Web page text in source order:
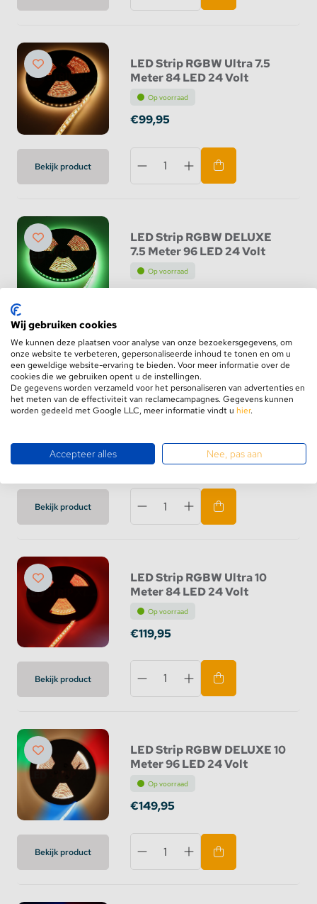
Bekijk product
LED Strip RGBW Ultra 7.5
Meter 84 LED 24 Volt
Op voorraad
€99,95
LED Strip RGBW DELUXE
7.5 Meter 96 LED 24 Volt
Op voorraad
€109,95
Bekijk product
LEDStrip RGBW 10 Meter
Bekijk product
LED Strip RGBW Ultra 10
Meter 84 LED 24 Volt
Op voorraad
€119,95
Bekijk product
LED Strip RGBW DELUXE 10
Meter 96 LED 24 Volt
Op voorraad
€149,95
Wij gebruiken cookies
We kunnen deze plaatsen voor analyse van onze bezoekersgegevens, om
onze website te verbeteren, gepersonaliseerde inhoud te tonen en om u
een geweldige website-ervaring te bieden. Voor meer informatie over de
cookies die we gebruiken opent u de instellingen.
De gegevens worden verzameld voor het personaliseren van advertenties en
het meten van de effectiviteit van reclamecampagnes. Gegevens kunnen
worden gedeeld met Google LLC, meer informatie vindt u hier.
Accepteer alles Nee, pas aan